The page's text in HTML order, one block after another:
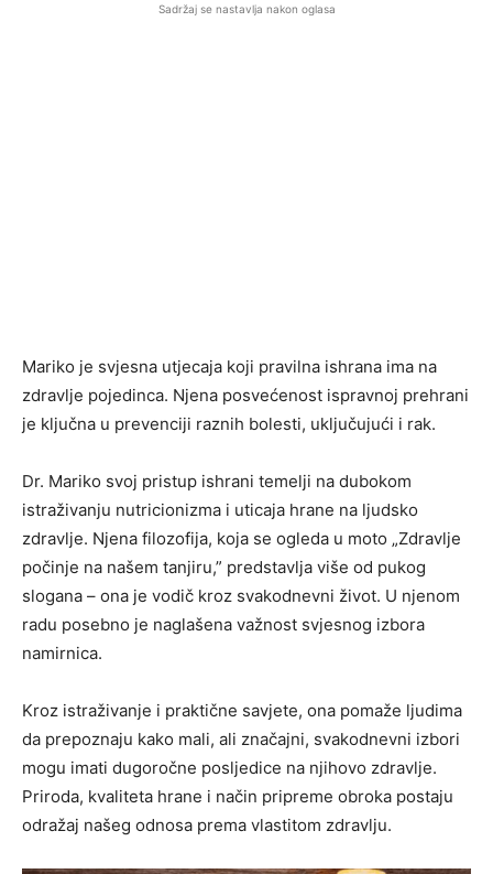
Sadržaj se nastavlja nakon oglasa
Mariko je svjesna utjecaja koji pravilna ishrana ima na
zdravlje pojedinca. Njena posvećenost ispravnoj prehrani
je ključna u prevenciji raznih bolesti, uključujući i rak.
Dr. Mariko svoj pristup ishrani temelji na dubokom
istraživanju nutricionizma i uticaja hrane na ljudsko
zdravlje. Njena filozofija, koja se ogleda u moto „Zdravlje
počinje na našem tanjiru,” predstavlja više od pukog
slogana – ona je vodič kroz svakodnevni život. U njenom
radu posebno je naglašena važnost svjesnog izbora
namirnica.
Kroz istraživanje i praktične savjete, ona pomaže ljudima
da prepoznaju kako mali, ali značajni, svakodnevni izbori
mogu imati dugoročne posljedice na njihovo zdravlje.
Priroda, kvaliteta hrane i način pripreme obroka postaju
odražaj našeg odnosa prema vlastitom zdravlju.